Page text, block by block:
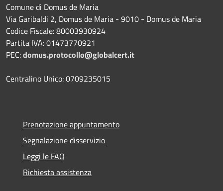
Comune di Domus de Maria
Via Garibaldi 2, Domus de Maria - 9010 - Domus de Maria
Codice Fiscale: 80003930924
Partita IVA: 01473770921
PEC:domus.protocollo@globalcert.it
Centralino Unico: 0709235015
Prenotazione appuntamento
Segnalazione disservizio
Leggi le FAQ
Richiesta assistenza